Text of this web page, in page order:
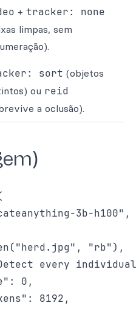
+ tracker: none
limpas, sem
sort (objetos
ou reid
a oclusão).
3b-h100",
"rb"),
every
0,
8192,